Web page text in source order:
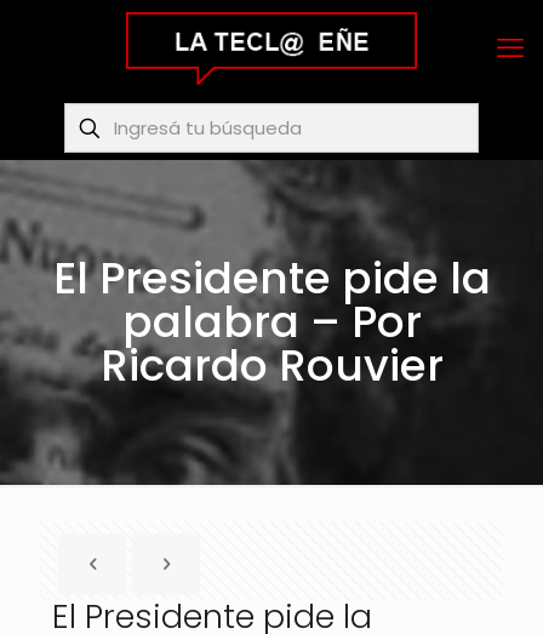
El Presidente pide la
palabra – Por
Ricardo Rouvier
El Presidente pide la